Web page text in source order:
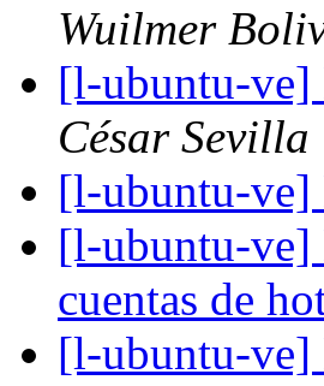
Wuilmer
[l-ubuntu-ve]
César Sevilla
[l-ubuntu-ve]
[l-ubuntu-ve]
cuentas de
[l-ubuntu-ve]